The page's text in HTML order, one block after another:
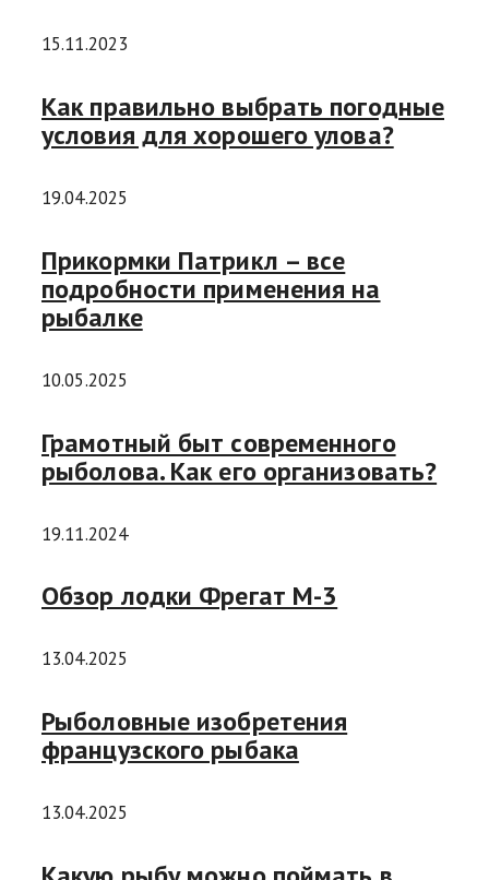
15.11.2023
Как правильно выбрать погодные
условия для хорошего улова?
19.04.2025
Прикормки Патрикл – все
подробности применения на
рыбалке
10.05.2025
Грамотный быт современного
рыболова. Как его организовать?
19.11.2024
Обзор лодки Фрегат М-3
13.04.2025
Рыболовные изобретения
французского рыбака
13.04.2025